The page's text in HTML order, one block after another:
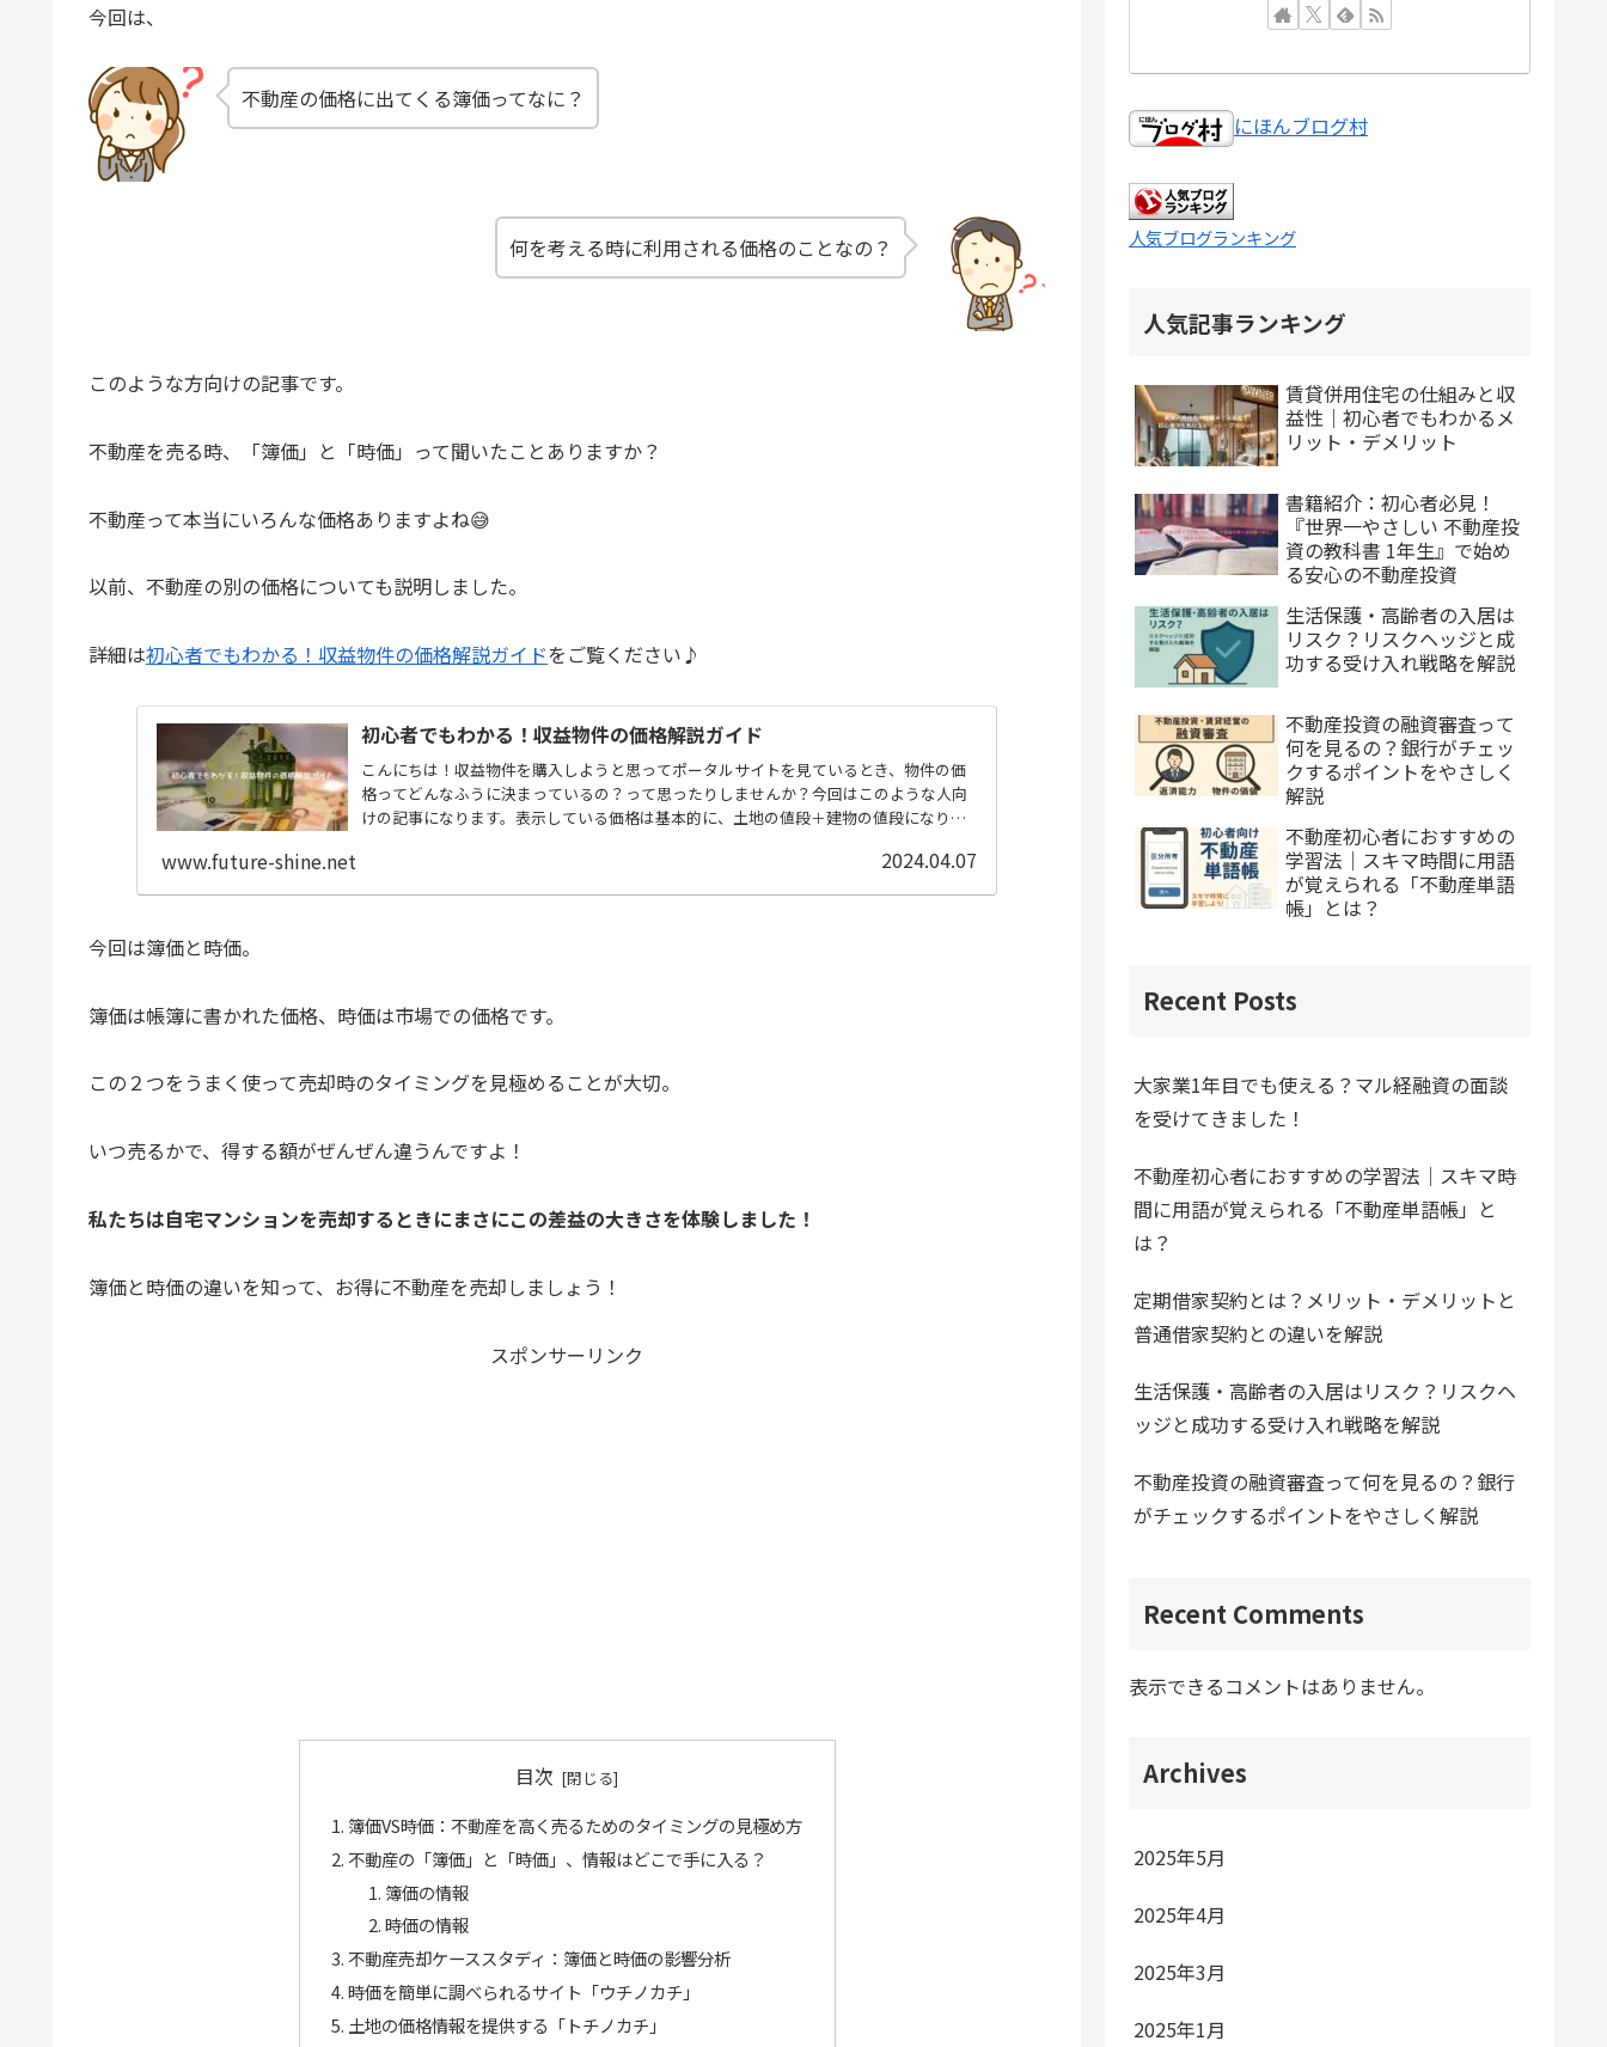
今回は、
不動産の価格に出てくる簿価ってなに？
何を考える時に利用される価格のことなの？
このような方向けの記事です。
不動産を売る時、「簿価」と「時価」って聞いたことありますか？
不動産って本当にいろんな価格ありますよね😅
以前、不動産の別の価格についても説明しました。
詳細は初心者でもわかる！収益物件の価格解説ガイドをご覧ください♪
初心者でもわかる！収益物件の価格解説ガイド
こんにちは！収益物件を購入しようと思ってポータルサイトを見ているとき、物件の価
格ってどんなふうに決まっているの？って思ったりしませんか？今回はこのような人向
けの記事になります。表示している価格は基本的に、土地の値段＋建物の値段になりま
www.future-shine.net 2024.04.07
今回は簿価と時価。
簿価は帳簿に書かれた価格、時価は市場での価格です。
この２つをうまく使って売却時のタイミングを見極めることが大切。
いつ売るかで、得する額がぜんぜん違うんですよ！
私たちは自宅マンションを売却するときにまさにこの差益の大きさを体験しました！
簿価と時価の違いを知って、お得に不動産を売却しましょう！
スポンサーリンク
目次
簿価VS時価：不動産を高く売るためのタイミングの見極め方
不動産の「簿価」と「時価」、情報はどこで手に入る？
簿価の情報
時価の情報
不動産売却ケーススタディ：簿価と時価の影響分析
時価を簡単に調べられるサイト「ウチノカチ」
土地の価格情報を提供する「トチノカチ」
にほんブログ村
人気ブログランキング
人気記事ランキング
賃貸併用住宅の仕組みと収
益性｜初心者でもわかるメ
リット・デメリット
書籍紹介：初心者必見！
『世界一やさしい 不動産投
資の教科書 1年生』で始め
る安心の不動産投資
生活保護・高齢者の入居は
リスク？リスクヘッジと成
功する受け入れ戦略を解説
不動産投資の融資審査って
何を見るの？銀行がチェッ
クするポイントをやさしく
解説
不動産初心者におすすめの
学習法｜スキマ時間に用語
が覚えられる「不動産単語
帳」とは？
Recent Posts
大家業1年目でも使える？マル経融資の面談
を受けてきました！
不動産初心者におすすめの学習法｜スキマ時
間に用語が覚えられる「不動産単語帳」と
は？
定期借家契約とは？メリット・デメリットと
普通借家契約との違いを解説
生活保護・高齢者の入居はリスク？リスクヘ
ッジと成功する受け入れ戦略を解説
不動産投資の融資審査って何を見るの？銀行
がチェックするポイントをやさしく解説
Recent Comments
表示できるコメントはありません。
Archives
2025年5月
2025年4月
2025年3月
2025年1月